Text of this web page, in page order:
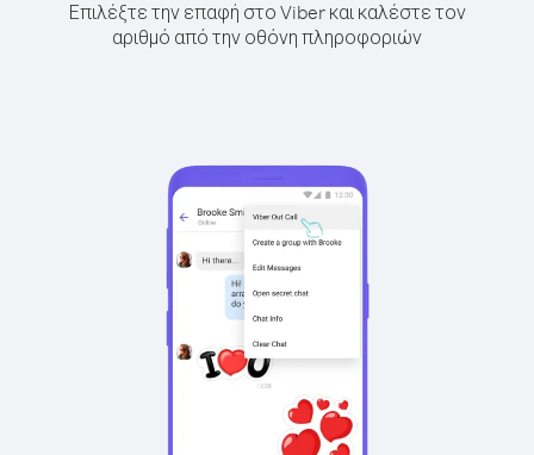
Επιλέξτε την επαφή στο Viber και καλέστε τον
αριθμό από την οθόνη πληροφοριών